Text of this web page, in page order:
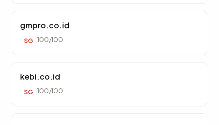
gmpro.co.id
SG 100/100
kebi.co.id
SG 100/100